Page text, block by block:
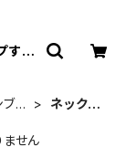
する
レ
ネックレ
せん